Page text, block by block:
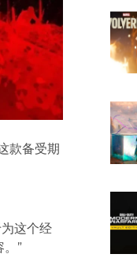
款备受期
这个经
”